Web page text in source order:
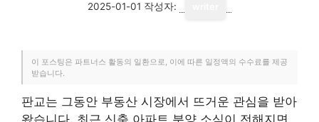
2025-01-01 작성자:
이 포스팅은 파트너스 활동의 일환으로, 이에 따른 일정액의 수수료를 제공
받습니다.
판교는 그동안 부동산 시장에서 뜨거운 관심을 받아
왔습니다. 최근 신축 아파트 분양 소식이 전해지면